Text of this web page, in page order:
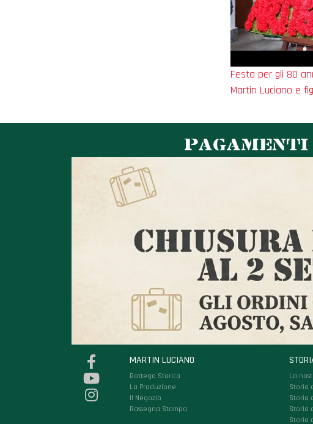
Festa per gli 80
Martin Luciano e
MARTIN LUCIANO
Bottega Storica
La Produzione
Il Negozio
Rassegna Stampa
La
Storia
Storia
Storia
Storia